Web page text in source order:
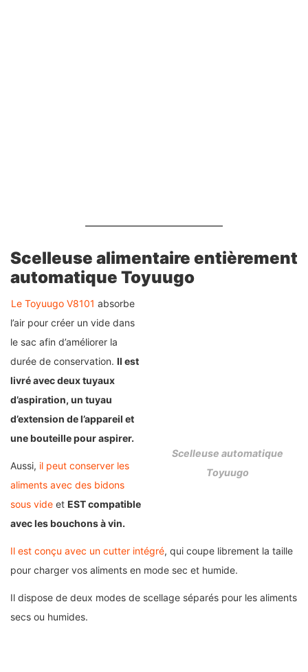
Scelleuse alimentaire entièrement
automatique Toyuugo
Scelleuse automatique
Toyuugo
Le Toyuugo V8101 absorbe
l’air pour créer un vide dans
le sac afin d’améliorer la
durée de conservation. Il est
livré avec deux tuyaux
d’aspiration, un tuyau
d’extension de l’appareil et
une bouteille pour aspirer.
Aussi, il peut conserver les
aliments avec des bidons
sous vide et EST compatible
avec les bouchons à vin.
Il est conçu avec un cutter intégré, qui coupe librement la taille
pour charger vos aliments en mode sec et humide.
Il dispose de deux modes de scellage séparés pour les aliments
secs ou humides.